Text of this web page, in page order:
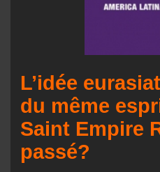
L’idée
du même
Saint Empire
passé?